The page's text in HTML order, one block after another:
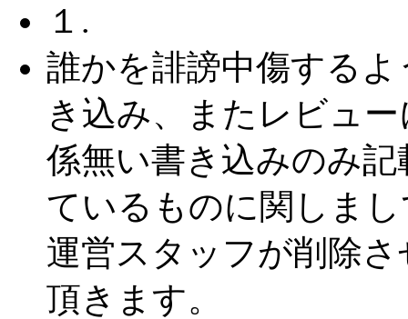
１.
誰かを誹謗中傷するよ
き込み、またレビュー
係無い書き込みのみ記
ているものに関しま
運営スタッフが削除さ
頂きます。